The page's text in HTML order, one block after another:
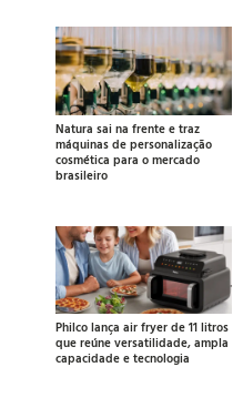
Natura sai na frente e traz
máquinas de personalização
cosmética para o mercado
brasileiro
Philco lança air fryer de 11 litros
que reúne versatilidade, ampla
capacidade e tecnologia